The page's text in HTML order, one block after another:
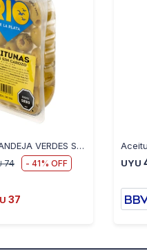
ACEITUNAS BANDEJA VERDES S/CAROZO RIO DE LA PLATA 200 GR
74 41
37
UYU